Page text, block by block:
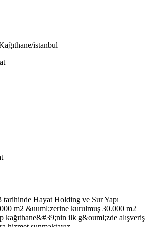
istanbul
Hayat Holding ve Sur Yapı
m2 &uuml;zerine kurulmuş 30.000 m2
kağıthane&#39;nin ilk g&ouml;zde alışveriş